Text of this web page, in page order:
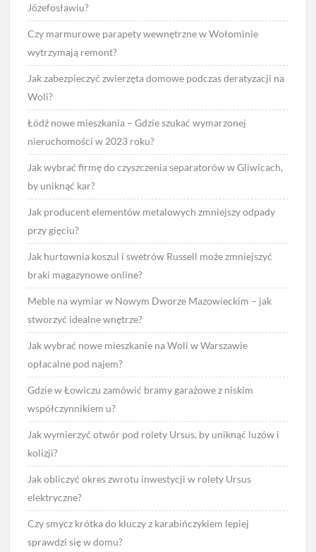
Józefosławiu?
Czy marmurowe parapety wewnętrzne w Wołominie
wytrzymają remont?
Jak zabezpieczyć zwierzęta domowe podczas deratyzacji na
Woli?
Łódź nowe mieszkania – Gdzie szukać wymarzonej
nieruchomości w 2023 roku?
Jak wybrać firmę do czyszczenia separatorów w Gliwicach,
by uniknąć kar?
Jak producent elementów metalowych zmniejszy odpady
przy gięciu?
Jak hurtownia koszul i swetrów Russell może zmniejszyć
braki magazynowe online?
Meble na wymiar w Nowym Dworze Mazowieckim – jak
stworzyć idealne wnętrze?
Jak wybrać nowe mieszkanie na Woli w Warszawie
opłacalne pod najem?
Gdzie w Łowiczu zamówić bramy garażowe z niskim
współczynnikiem u?
Jak wymierzyć otwór pod rolety Ursus, by uniknąć luzów i
kolizji?
Jak obliczyć okres zwrotu inwestycji w rolety Ursus
elektryczne?
Czy smycz krótka do kluczy z karabińczykiem lepiej
sprawdzi się w domu?